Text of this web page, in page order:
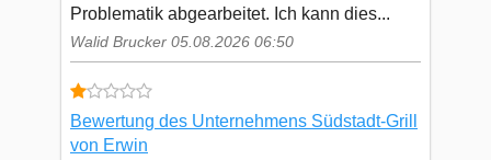
Problematik abgearbeitet. Ich kann dies...
Walid Brucker 05.08.2026 06:50
Bewertung des Unternehmens Südstadt-Grill
von Erwin